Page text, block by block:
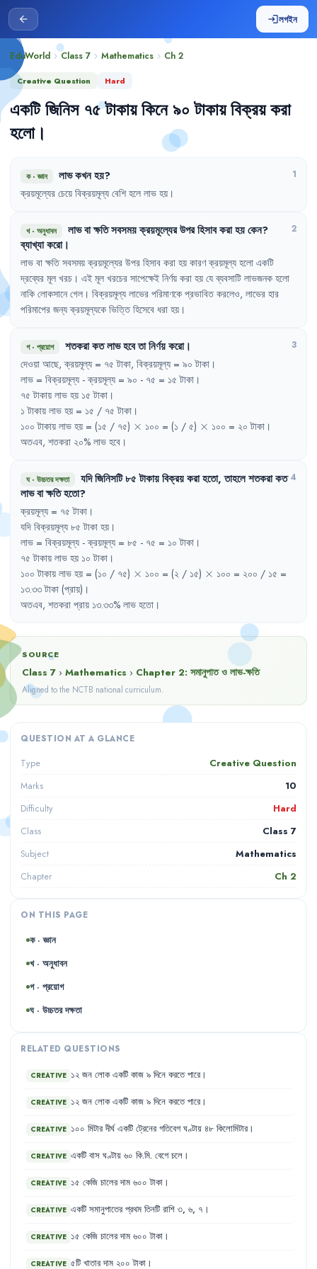
arrow_back loginলগইন
EduWorld chevron_right Class 7 chevron_right Mathematics chevron_right Ch 2
Creative Question Hard
একটি জিনিস ৭৫ টাকায় কিনে ৯০ টাকায় বিক্রয় করা
হলো।
ক·জ্ঞান লাভকখনহয়? 1
ক্রয়মূল্যের চেয়ে বিক্রয়মূল্য বেশি হলে লাভ হয় ।
খ· অনুধাবন লাভবাক্ষতিসবসময়ক্রয়মূল্যেরউপরহিসাবকরাহয়কেন?
ব্যাখ্যাকরো।
2
লাভ বা ক্ষতি সবসময় ক্রয়মূল্যের উপর হিসাব করা হয় কারণ ক্রয়মূল্য হলো একটি
দ্রব্যের মূল খরচ । এই মূল খরচের সাপেক্ষেই নির্ণয় করা হয় যে ব্যবসাটি লাভজনক হলো
নাকি লোকসানে গেল । বিক্রয়মূল্য লাভের পরিমাণকে প্রভাবিত করলেও, লাভের হার
পরিমাপের জন্য ক্রয়মূল্যকে ভিত্তি হিসেবে ধরা হয় ।
গ· প্রয়োগ শতকরাকতলাভহবেতানির্ণয়করো। 3
দেওয়া আছে, ক্রয়মূল্য = ৭৫ টাকা, বিক্রয়মূল্য = ৯০ টাকা ।
লাভ = বিক্রয়মূল্য - ক্রয়মূল্য = ৯০ - ৭৫ = ১৫ টাকা ।
৭৫ টাকায় লাভ হয় ১৫ টাকা ।
১ টাকায় লাভ হয় = ১৫ / ৭৫ টাকা ।
১০০ টাকায় লাভ হয় = (১৫ / ৭৫) \times
× ১০০ = (১ / ৫) \times
× ১০০ = ২০ টাকা ।
অতএব, শতকরা ২০% লাভ হবে ।
ঘ· উচ্চতর দক্ষতা যদিজিনিসটি৮৫ টাকায়বিক্রয়করাহতো, তাহলেশতকরাকত
লাভবাক্ষতিহতো?
4
ক্রয়মূল্য = ৭৫ টাকা ।
যদি বিক্রয়মূল্য ৮৫ টাকা হয় ।
লাভ = বিক্রয়মূল্য - ক্রয়মূল্য = ৮৫ - ৭৫ = ১০ টাকা ।
৭৫ টাকায় লাভ হয় ১০ টাকা ।
১০০ টাকায় লাভ হয় = (১০ / ৭৫) \times
× ১০০ = (২ / ১৫) \times
× ১০০ = ২০০ / ১৫
১৩.৩৩ টাকা (প্রায়) ।
অতএব, শতকরা প্রায় ১৩.৩৩% লাভ হতো ।
SOURCE
Class 7 › Mathematics › Chapter 2: সমানুপাত ও লাভ-ক্ষতি
Aligned to the NCTB national curriculum.
QUESTION AT A GLANCE
Type Creative Question
Marks 10
Difficulty Hard
Class Class 7
Subject Mathematics
Chapter Ch 2
ON THIS PAGE
ক · জ্ঞান
খ · অনুধাবন
গ · প্রয়োগ
ঘ · উচ্চতর দক্ষতা
RELATED QUESTIONS
CREATIVE ১২ জন লোক একটি কাজ ৯ দিনে করতে পারে ।
CREATIVE ১২ জন লোক একটি কাজ ৯ দিনে করতে পারে ।
CREATIVE ১০০ মিটার দীর্ঘ একটি ট্রেনের গতিবেগ ঘণ্টায় ৪৮ কিলোমিটার ।
CREATIVE একটি বাস ঘণ্টায় ৬০ কি.মি. বেগে চলে ।
CREATIVE ১৫ কেজি চালের দাম ৬০০ টাকা ।
CREATIVE একটি সমানুপাতের প্রথম তিনটি রাশি ৩, ৬, ৭ ।
CREATIVE ১৫ কেজি চালের দাম ৬০০ টাকা ।
CREATIVE ৫টি খাতার দাম ২০০ টাকা ।